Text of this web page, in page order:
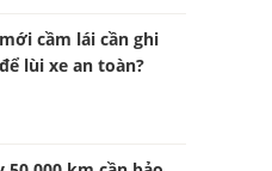
cầm lái cần ghi
lùi xe an toàn?